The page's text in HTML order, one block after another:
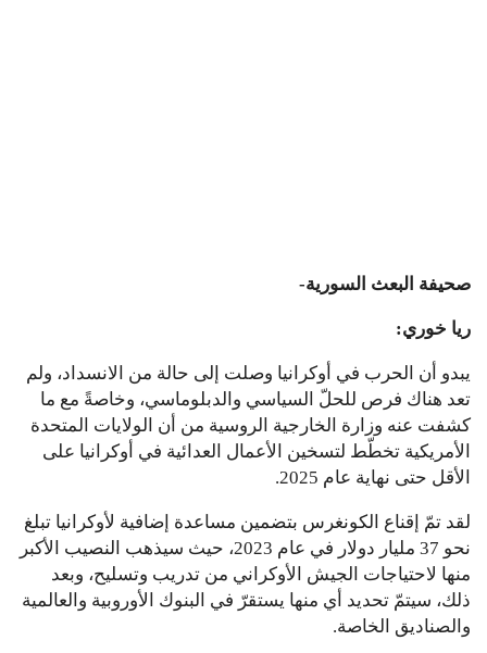
صحيفة البعث السورية-
ريا خوري:
يبدو أن الحرب في أوكرانيا وصلت إلى حالة من الانسداد، ولم
تعد هناك فرص للحلّ السياسي والدبلوماسي، وخاصةً مع ما
كشفت عنه وزارة الخارجية الروسية من أن الولايات المتحدة
الأمريكية تخطّط لتسخين الأعمال العدائية في أوكرانيا على
الأقل حتى نهاية عام 2025.
لقد تمّ إقناع الكونغرس بتضمين مساعدة إضافية لأوكرانيا تبلغ
نحو 37 مليار دولار في عام 2023، حيث سيذهب النصيب الأكبر
منها لاحتياجات الجيش الأوكراني من تدريب وتسليح، وبعد
ذلك، سيتمّ تحديد أي منها يستقرّ في البنوك الأوروبية والعالمية
والصناديق الخاصة.